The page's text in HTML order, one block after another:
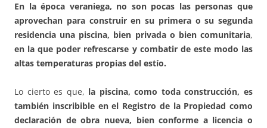
En la época veraniega, no son pocas las personas que
aprovechan para construir en su primera o su segunda
residencia una piscina, bien privada o bien comunitaria,
en la que poder refrescarse y combatir de este modo las
altas temperaturas propias del estío.
Lo cierto es que, la piscina, como toda construcción, es
también inscribible en el Registro de la Propiedad como
declaración de obra nueva, bien conforme a licencia o